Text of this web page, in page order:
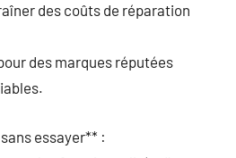
des coûts de réparation
des marques réputées
essayer** :